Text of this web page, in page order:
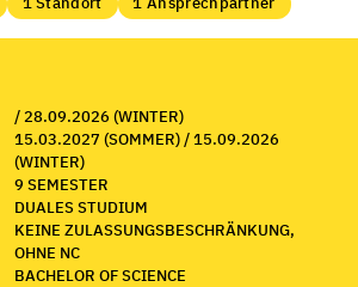
/ 28.09.2026 (WINTER)
15.03.2027 (SOMMER) / 15.09.2026
(WINTER)
9 SEMESTER
DUALES STUDIUM
KEINE ZULASSUNGSBESCHRÄNKUNG,
OHNE NC
BACHELOR OF SCIENCE